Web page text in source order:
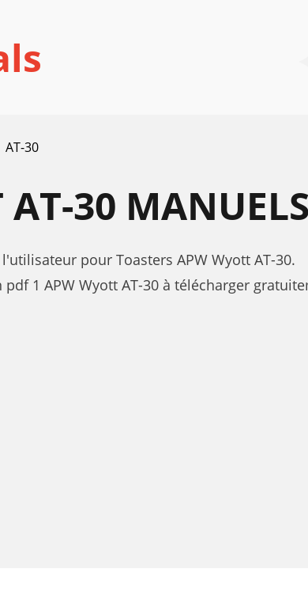
AT-30
30 MANUELS
pour Toasters APW Wyott AT-30.
1 APW Wyott AT-30 à télécharger